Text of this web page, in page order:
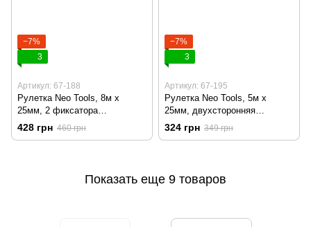
−7%
3
Артикул: 67-188
Рулетка Neo Tools, 8м x
25мм, 2 фиксатора
сматывания, магнит
428 грн 460 грн
−7%
3
Артикул: 67-195
Рулетка Neo Tools, 5м x
25мм, двухсторонняя
разметка, магнит
324 грн 349 грн
Показать еще 9 товаров